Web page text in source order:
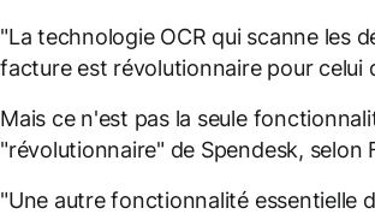
"La technologie OCR qui scanne les
facture est révolutionnaire pour celui
Mais ce n'est pas la seule
"révolutionnaire" de Spendesk, selon
"Une autre fonctionnalité essentielle